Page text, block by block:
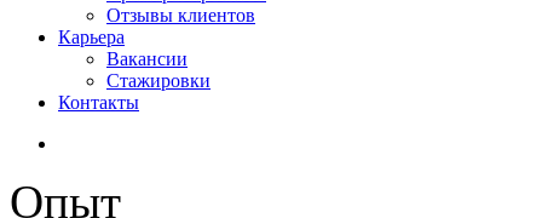
Отзывы клиентов
Карьера
Вакансии
Стажировки
Контакты
Опыт